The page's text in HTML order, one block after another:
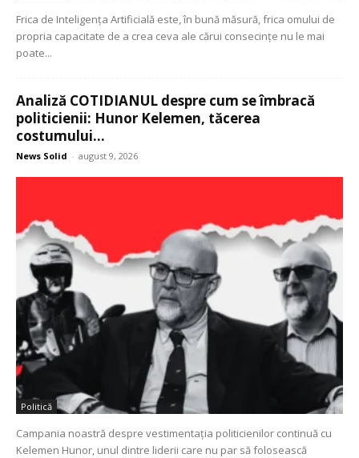
Frica de Inteligența Artificială este, în bună măsură, frica omului de
propria capacitate de a crea ceva ale cărui consecințe nu le mai
poate...
Analiză COTIDIANUL despre cum se îmbracă
politicienii: Hunor Kelemen, tăcerea
costumului...
News Solid - august 9, 2026
Politică
Campania noastră despre vestimentația politicienilor continuă cu
Kelemen Hunor, unul dintre liderii care nu par să folosească